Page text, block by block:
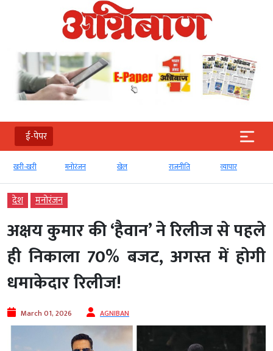
ई-पेपर
खरी-खरी मनोरंजन खेल राजनीति व्‍यापार
देश मनोरंजन
अक्षय कुमार की ‘हैवान’ ने रिलीज से पहले
ही निकाला 70% बजट, अगस्त में होगी
धमाकेदार रिलीज!
March 01, 2026 AGNIBAN